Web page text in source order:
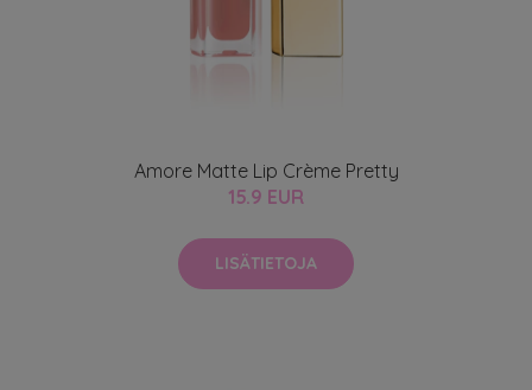
Amore Matte Lip Crème Pretty
15.9 EUR
LISÄTIETOJA